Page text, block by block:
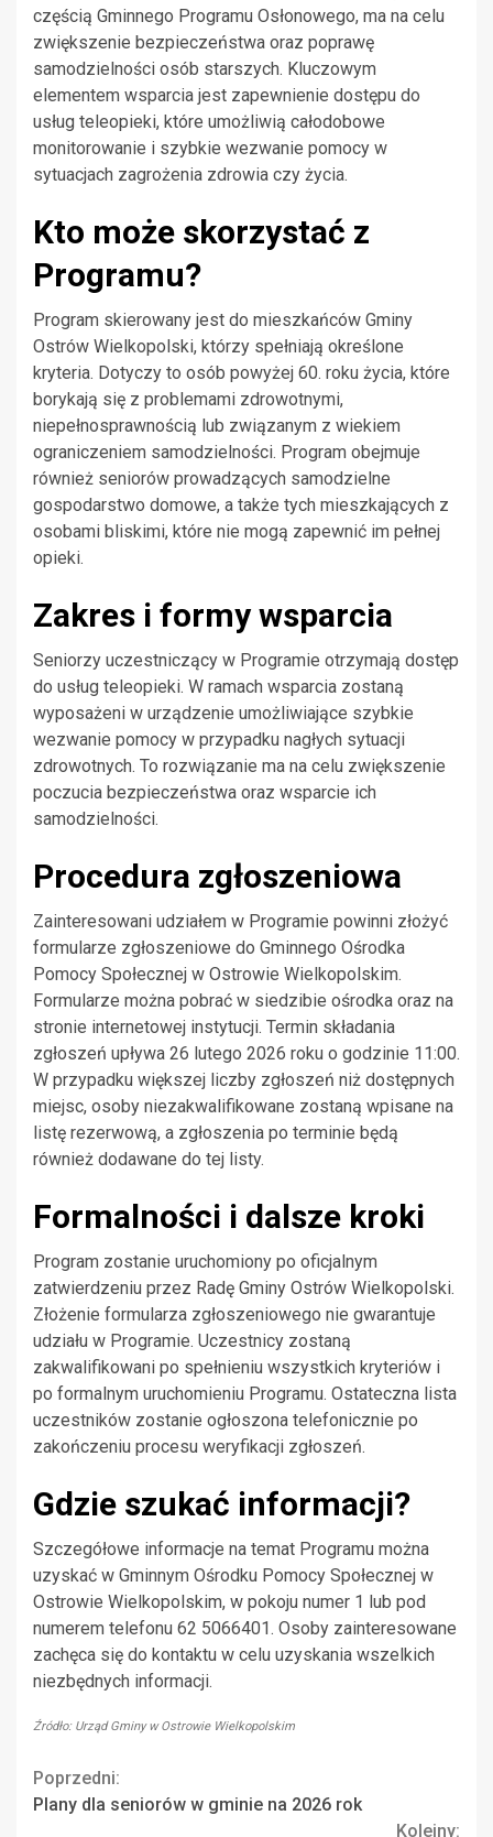
częścią Gminnego Programu Osłonowego, ma na celu
zwiększenie bezpieczeństwa oraz poprawę
samodzielności osób starszych. Kluczowym
elementem wsparcia jest zapewnienie dostępu do
usług teleopieki, które umożliwią całodobowe
monitorowanie i szybkie wezwanie pomocy w
sytuacjach zagrożenia zdrowia czy życia.
Kto może skorzystać z
Programu?
Program skierowany jest do mieszkańców Gminy
Ostrów Wielkopolski, którzy spełniają określone
kryteria. Dotyczy to osób powyżej 60. roku życia, które
borykają się z problemami zdrowotnymi,
niepełnosprawnością lub związanym z wiekiem
ograniczeniem samodzielności. Program obejmuje
również seniorów prowadzących samodzielne
gospodarstwo domowe, a także tych mieszkających z
osobami bliskimi, które nie mogą zapewnić im pełnej
opieki.
Zakres i formy wsparcia
Seniorzy uczestniczący w Programie otrzymają dostęp
do usług teleopieki. W ramach wsparcia zostaną
wyposażeni w urządzenie umożliwiające szybkie
wezwanie pomocy w przypadku nagłych sytuacji
zdrowotnych. To rozwiązanie ma na celu zwiększenie
poczucia bezpieczeństwa oraz wsparcie ich
samodzielności.
Procedura zgłoszeniowa
Zainteresowani udziałem w Programie powinni złożyć
formularze zgłoszeniowe do Gminnego Ośrodka
Pomocy Społecznej w Ostrowie Wielkopolskim.
Formularze można pobrać w siedzibie ośrodka oraz na
stronie internetowej instytucji. Termin składania
zgłoszeń upływa 26 lutego 2026 roku o godzinie 11:00.
W przypadku większej liczby zgłoszeń niż dostępnych
miejsc, osoby niezakwalifikowane zostaną wpisane na
listę rezerwową, a zgłoszenia po terminie będą
również dodawane do tej listy.
Formalności i dalsze kroki
Program zostanie uruchomiony po oficjalnym
zatwierdzeniu przez Radę Gminy Ostrów Wielkopolski.
Złożenie formularza zgłoszeniowego nie gwarantuje
udziału w Programie. Uczestnicy zostaną
zakwalifikowani po spełnieniu wszystkich kryteriów i
po formalnym uruchomieniu Programu. Ostateczna lista
uczestników zostanie ogłoszona telefonicznie po
zakończeniu procesu weryfikacji zgłoszeń.
Gdzie szukać informacji?
Szczegółowe informacje na temat Programu można
uzyskać w Gminnym Ośrodku Pomocy Społecznej w
Ostrowie Wielkopolskim, w pokoju numer 1 lub pod
numerem telefonu 62 5066401. Osoby zainteresowane
zachęca się do kontaktu w celu uzyskania wszelkich
niezbędnych informacji.
Źródło: Urząd Gminy w Ostrowie Wielkopolskim
Continue
Poprzedni:
Plany dla seniorów w gminie na 2026 rok
Kolejny: